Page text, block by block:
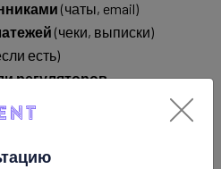
(чаты, email)
(чеки, выписки)
есть)
регуляторов
– тем выше шанс на